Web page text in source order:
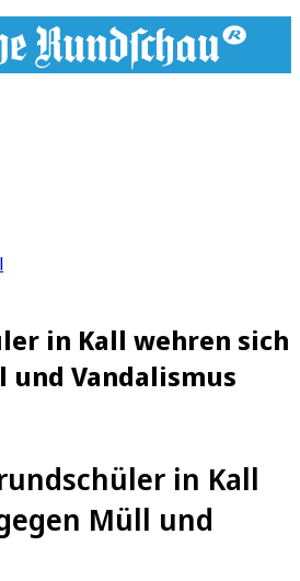
in Kall wehren sich
und Vandalismus
in Kall
Müll und